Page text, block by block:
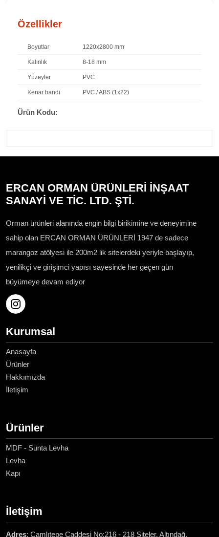
Özellikler
Boyutlar 1220x2800 mm
Kalınlık 8-18 mm
Yüzeyler PVC
Kenar bandı PVC / ABS (1x22)
Ürün Kodu:
ERCAN ORMAN ÜRÜNLERİ İNŞAAT
SANAYİ VE TİC. LTD. ŞTİ.
Orman ürünleri alanında engin bilgi birikimine ve deneyimine
sahip olan ERCAN ORMAN ÜRÜNLERİ 1947 de sadece
marangoz atölyesi ile 200m2 lik sitelerdeki yeriyle başlayıp,
yenilikçi ve girişimci yapısı sayesinde her geçen gün
büyümeye devam ediyor
Kurumsal
Anasayfa
Ürünler
Hakkımızda
İletişim
Ürünler
MDF - Sunta Levha
Levha
Kapı
İletişim
Adres: Çamlıtepe Caddesi No:216 - 218 Siteler, Altındağ,